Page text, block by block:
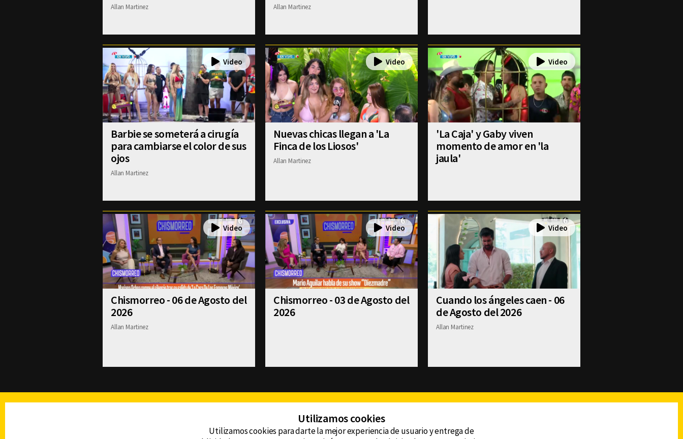
Allan Martinez Allan Martinez
Barbie se someterá a cirugía
para cambiarse el color de sus
ojos
Allan Martinez
Nuevas chicas llegan a 'La
Finca de los Liosos'
Allan Martinez
'La Caja' y Gaby viven
momento de amor en 'la
jaula'
Chismorreo - 06 de Agosto del
2026
Allan Martinez
Chismorreo - 03 de Agosto del
2026
Cuando los ángeles caen - 06
de Agosto del 2026
Allan Martinez
Utilizamos cookies
Utilizamos cookies para darte la mejor experiencia de usuario y entrega de